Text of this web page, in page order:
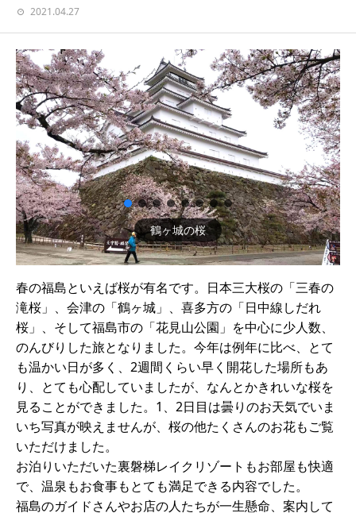
2021.04.27
鶴ヶ城の桜
春の福島といえば桜が有名です。日本三大桜の「三春の
滝桜」、会津の「鶴ヶ城」、喜多方の「日中線しだれ
桜」、そして福島市の「花見山公園」を中心に少人数、
のんびりした旅となりました。今年は例年に比べ、とて
も温かい日が多く、2週間くらい早く開花した場所もあ
り、とても心配していましたが、なんとかきれいな桜を
見ることができました。1、2日目は曇りのお天気でいま
いち写真が映えませんが、桜の他たくさんのお花もご覧
いただけました。
お泊りいただいた裏磐梯レイクリゾートもお部屋も快適
で、温泉もお食事もとても満足できる内容でした。
福島のガイドさんやお店の人たちが一生懸命、案内して